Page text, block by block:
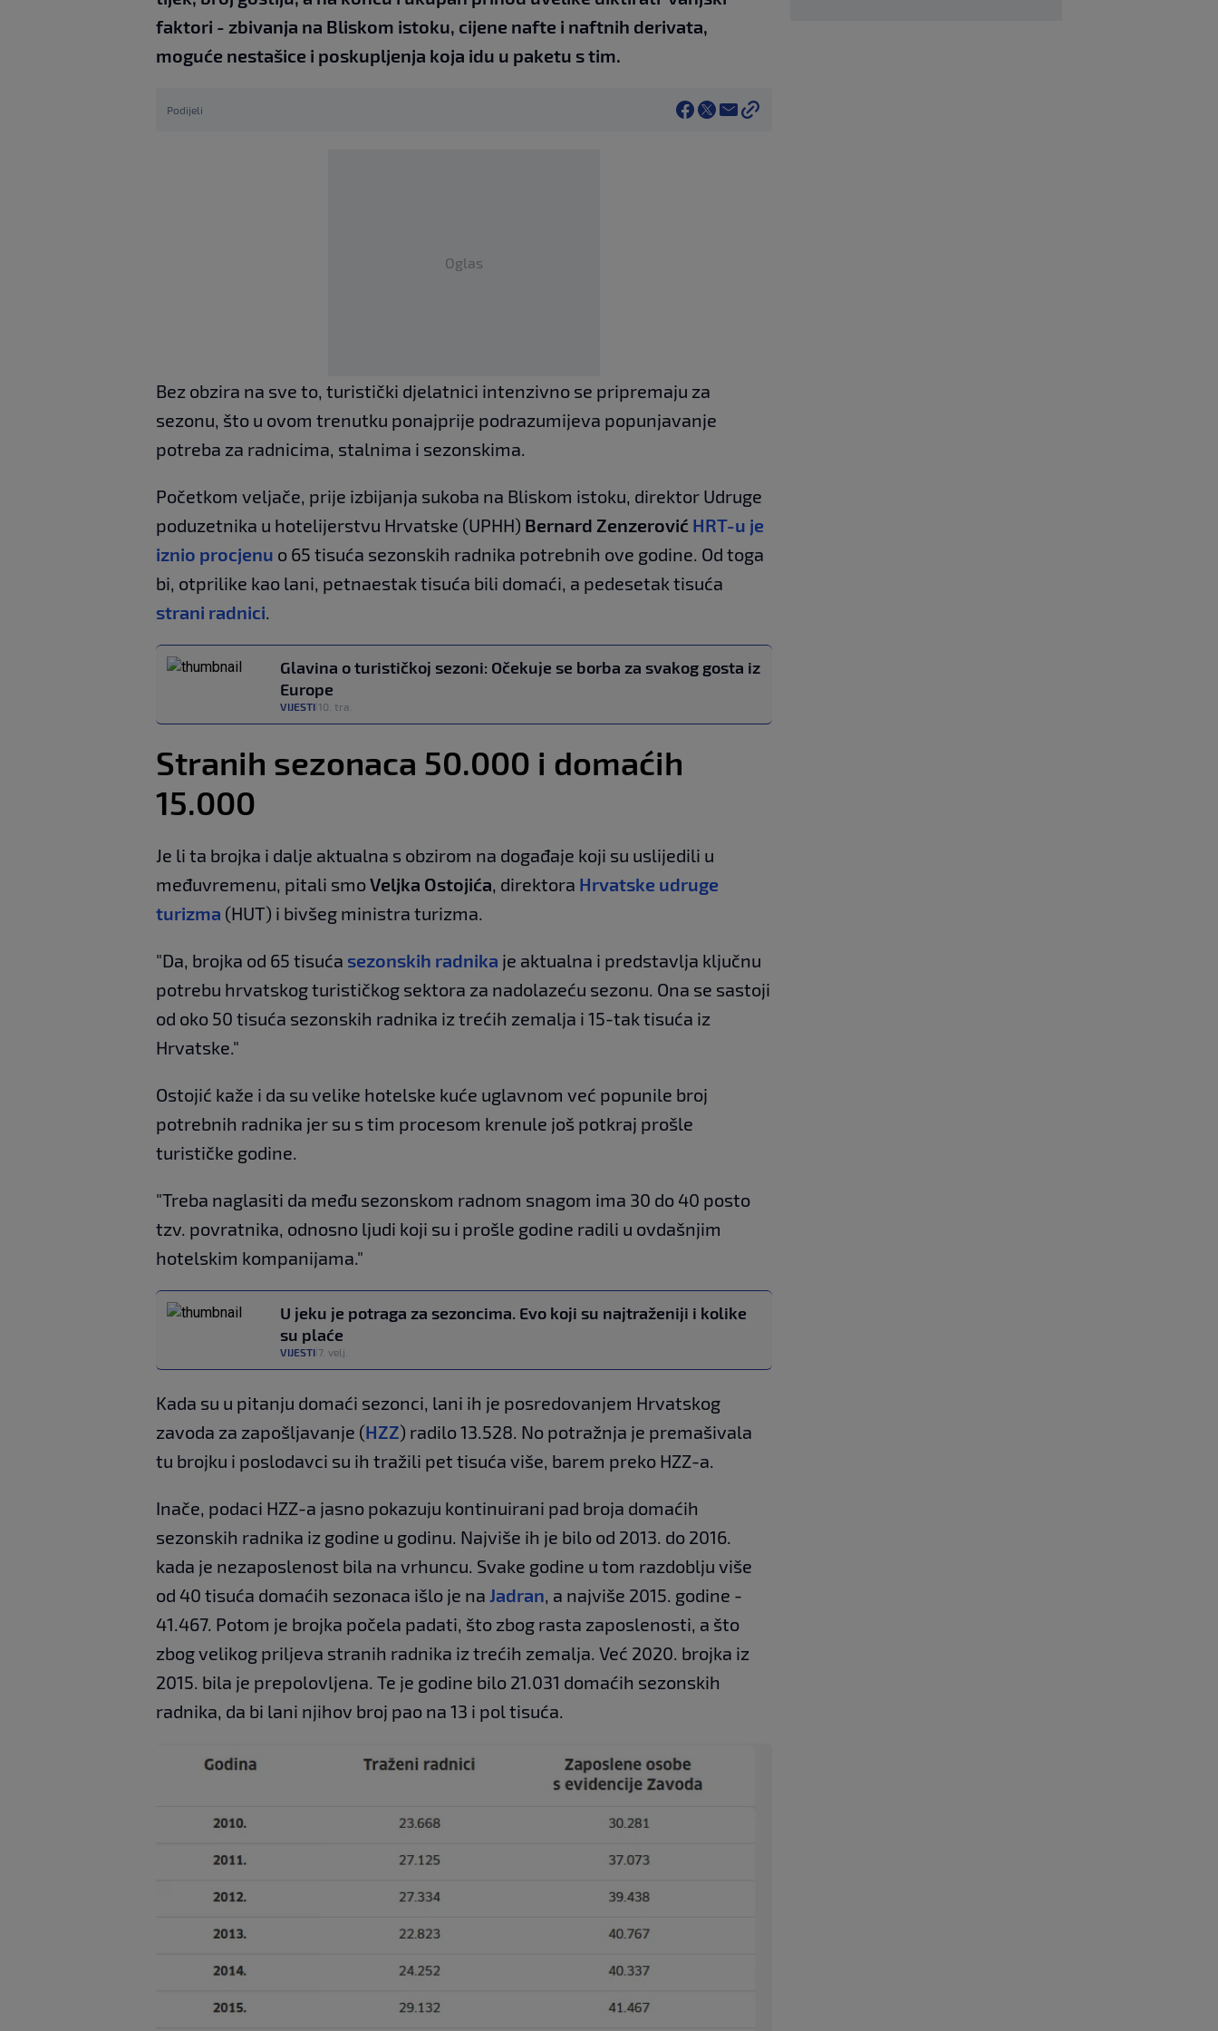
faktori - zbivanja na Bliskom istoku, cijene nafte i naftnih derivata,
moguće nestašice i poskupljenja koja idu u paketu s tim.
Podijeli
Oglas
Bez obzira na sve to, turistički djelatnici intenzivno se pripremaju za
sezonu, što u ovom trenutku ponajprije podrazumijeva popunjavanje
potreba za radnicima, stalnima i sezonskima.
Početkom veljače, prije izbijanja sukoba na Bliskom istoku, direktor Udruge
poduzetnika u hotelijerstvu Hrvatske (UPHH) Bernard Zenzerović HRT-u je
iznio procjenu o 65 tisuća sezonskih radnika potrebnih ove godine. Od toga
bi, otprilike kao lani, petnaestak tisuća bili domaći, a pedesetak tisuća
strani radnici.
Glavina o turističkoj sezoni: Očekuje se borba za svakog gosta iz
Europe
VIJESTI 10. tra.
Stranih sezonaca 50.000 i domaćih
15.000
Je li ta brojka i dalje aktualna s obzirom na događaje koji su uslijedili u
međuvremenu, pitali smoVeljka Ostojića, direktora Hrvatske udruge
turizma (HUT) i bivšeg ministra turizma.
"Da, brojka od 65 tisuća sezonskih radnika je aktualna i predstavlja ključnu
potrebu hrvatskog turističkog sektora za nadolazeću sezonu. Ona se sastoji
od oko 50 tisuća sezonskih radnika iz trećih zemalja i 15-tak tisuća iz
Hrvatske."
Ostojić kaže i da su velike hotelske kuće uglavnom već popunile broj
potrebnih radnika jer su s tim procesom krenule još potkraj prošle
turističke godine.
"Treba naglasiti da među sezonskom radnom snagom ima 30 do 40 posto
tzv. povratnika, odnosno ljudi koji su i prošle godine radili u ovdašnjim
hotelskim kompanijama."
U jeku je potraga za sezoncima. Evo koji su najtraženiji i kolike
su plaće
VIJESTI 7. velj.
Kada su u pitanju domaći sezonci, lani ih je posredovanjem Hrvatskog
zavoda za zapošljavanje (HZZ) radilo 13.528. No potražnja je premašivala
tu brojku i poslodavci su ih tražili pet tisuća više, barem preko HZZ-a.
Inače, podaci HZZ-a jasno pokazuju kontinuirani pad broja domaćih
sezonskih radnika iz godine u godinu. Najviše ih je bilo od 2013. do 2016.
kada je nezaposlenost bila na vrhuncu. Svake godine u tom razdoblju više
od 40 tisuća domaćih sezonaca išlo je na Jadran, a najviše 2015. godine -
41.467. Potom je brojka počela padati, što zbog rasta zaposlenosti, a što
zbog velikog priljeva stranih radnika iz trećih zemalja. Već 2020. brojka iz
2015. bila je prepolovljena. Te je godine bilo 21.031 domaćih sezonskih
radnika, da bi lani njihov broj pao na 13 i pol tisuća.